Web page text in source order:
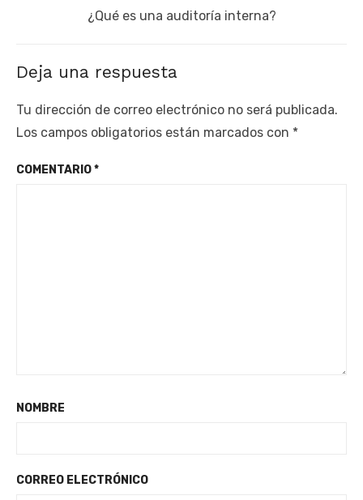
Next
¿Qué es una auditoría interna?
Deja una respuesta
Tu dirección de correo electrónico no será publicada.
Los campos obligatorios están marcados con *
COMENTARIO*
NOMBRE
CORREO ELECTRÓNICO